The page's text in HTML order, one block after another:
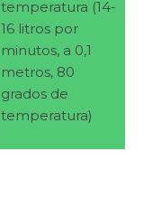
temperatura (14-
16 litros por
minutos, a 0,1
metros, 80
grados de
temperatura)